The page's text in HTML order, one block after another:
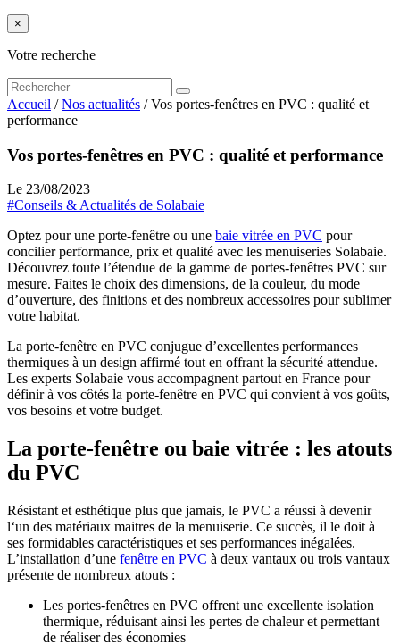
×
Votre recherche
Accueil /Nos actualités /Vos portes-fenêtres en PVC : qualité et
performance
Vos portes-fenêtres en PVC : qualité et performance
Le 23/08/2023
#Conseils & Actualités de Solabaie
Optez pour une porte-fenêtre ou une baie vitrée en PVC pour
concilier performance, prix et qualité avec les menuiseries Solabaie.
Découvrez toute l’étendue de la gamme de portes-fenêtres PVC sur
mesure. Faites le choix des dimensions, de la couleur, du mode
d’ouverture, des finitions et des nombreux accessoires pour sublimer
votre habitat.
La porte-fenêtre en PVC conjugue d’excellentes performances
thermiques à un design affirmé tout en offrant la sécurité attendue.
Les experts Solabaie vous accompagnent partout en France pour
définir à vos côtés la porte-fenêtre en PVC qui convient à vos goûts,
vos besoins et votre budget.
La porte-fenêtre ou baie vitrée : les atouts
du PVC
Résistant et esthétique plus que jamais, le PVC a réussi à devenir
l‘un des matériaux maitres de la menuiserie. Ce succès, il le doit à
ses formidables caractéristiques et ses performances inégalées.
L’installation d’une fenêtre en PVC à deux vantaux ou trois vantaux
présente de nombreux atouts :
Les portes-fenêtres en PVC offrent une excellente isolation
thermique, réduisant ainsi les pertes de chaleur et permettant
de réaliser des économies